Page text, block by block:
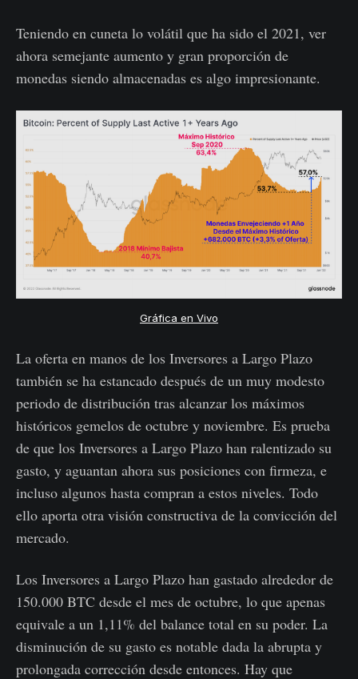
Teniendo en cuneta lo volátil que ha sido el 2021, ver
ahora semejante aumento y gran proporción de
monedas siendo almacenadas es algo impresionante.
Gráfica en Vivo
La oferta en manos de los Inversores a Largo Plazo
también se ha estancado después de un muy modesto
periodo de distribución tras alcanzar los máximos
históricos gemelos de octubre y noviembre. Es prueba
de que los Inversores a Largo Plazo han ralentizado su
gasto, y aguantan ahora sus posiciones con firmeza, e
incluso algunos hasta compran a estos niveles. Todo
ello aporta otra visión constructiva de la convicción del
mercado.
Los Inversores a Largo Plazo han gastado alrededor de
150.000 BTC desde el mes de octubre, lo que apenas
equivale a un 1,11% del balance total en su poder. La
disminución de su gasto es notable dada la abrupta y
prolongada corrección desde entonces. Hay que